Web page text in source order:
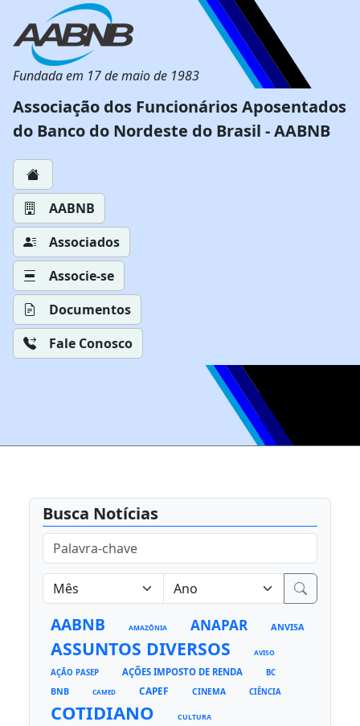
Fundada em 17 de maio de 1983
Associação dos Funcionários Aposentados
do Banco do Nordeste do Brasil - AABNB
AABNB
Associados
Associe-se
Documentos
Fale Conosco
Busca Notícias
AABNB AMAZÔNIA ANAPAR ANVISA
ASSUNTOS DIVERSOS AVISO
AÇÃO PASEP AÇÕES IMPOSTO DE RENDA BC
BNB CAMED CAPEF CINEMA CIÊNCIA
COTIDIANO CULTURA